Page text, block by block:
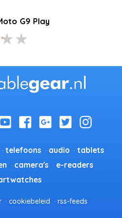
G9 Play
telefoons audio
tablets
camera's
e-readers
cookiebeleid rss-feeds